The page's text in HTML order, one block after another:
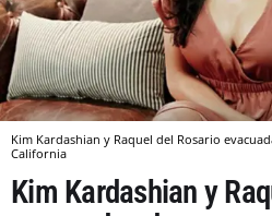
Kim Kardashian y Raquel del Rosario
California
Kim Kardashian y